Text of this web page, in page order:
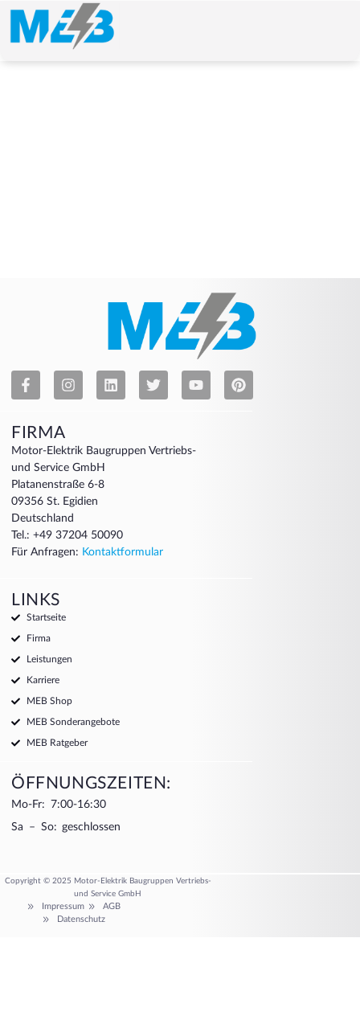
FIRMA
Motor-Elektrik Baugruppen Vertriebs-
und Service GmbH
Platanenstraße 6-8
09356 St. Egidien
Deutschland
Tel.: +49 37204 50090
Für Anfragen: Kontaktformular
LINKS
Startseite
Firma
Leistungen
Karriere
MEB Shop
MEB Sonderangebote
MEB Ratgeber
ÖFFNUNGSZEITEN:
Mo-Fr: 7:00-16:30
Sa – So: geschlossen
Copyright © 2025 Motor-Elektrik Baugruppen Vertriebs-
und Service GmbH
Impressum
AGB
Datenschutz